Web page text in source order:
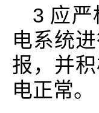
3 应
电系统
报，并
电正常。